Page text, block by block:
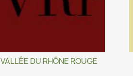
VALLÉE DU RHÔNE ROUGE